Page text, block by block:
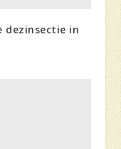
dezinsectie in